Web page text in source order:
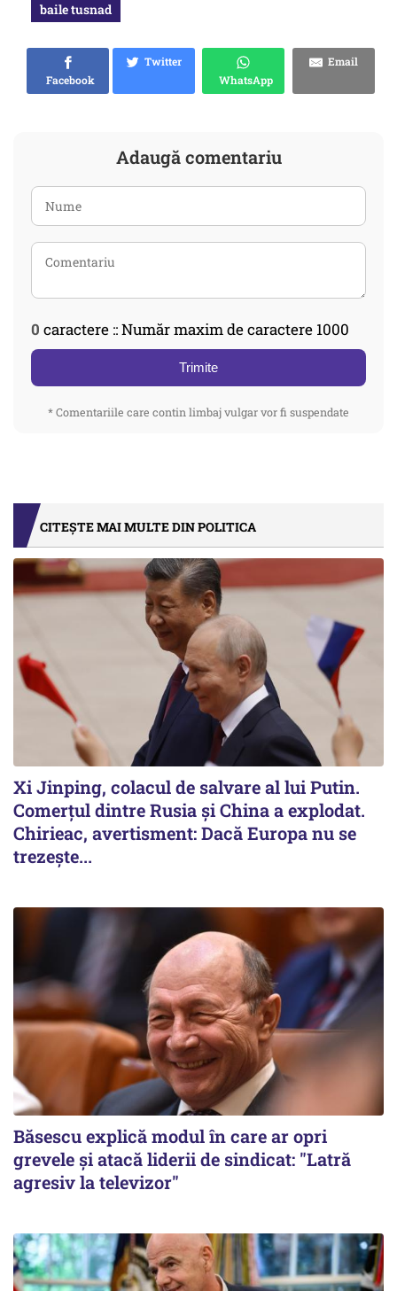
baile tusnad
Facebook
Twitter
WhatsApp
Email
Adaugă comentariu
0 caractere :: Număr maxim de caractere 1000
Trimite
* Comentariile care contin limbaj vulgar vor fi suspendate
CITEȘTE MAI MULTE DIN POLITICA
Xi Jinping, colacul de salvare al lui Putin.
Comerțul dintre Rusia și China a explodat.
Chirieac, avertisment: Dacă Europa nu se
trezește...
Băsescu explică modul în care ar opri
grevele și atacă liderii de sindicat: "Latră
agresiv la televizor"